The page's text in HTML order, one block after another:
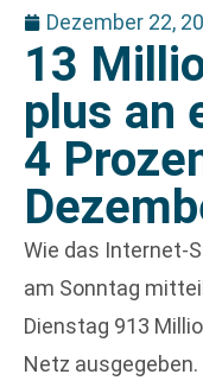
Dezember 22,
13
plus an
4
Wie das Internet-
am Sonntag
Dienstag 913
Netz